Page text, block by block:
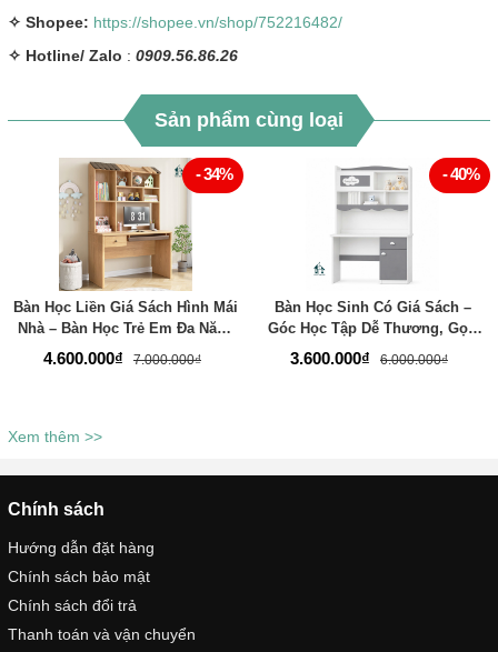
✧ Shopee: https://shopee.vn/shop/752216482/
✧ Hotline/ Zalo : 0909.56.86.26
Sản phẩm cùng loại
- 34%
Bàn Học Liền Giá Sách Hình Mái
Nhà – Bàn Học Trẻ Em Đa Năng
- Thương Hiệu TADA Việt Nam -
4.600.000₫ 7.000.000₫
- 40%
Bàn Học Sinh Có Giá Sách –
Góc Học Tập Dễ Thương, Gọn
Gàng Và Đầy Cảm Hứng Cho Bé
3.600.000₫ 6.000.000₫
Xem thêm >>
Chính sách
Hướng dẫn đặt hàng
Chính sách bảo mật
Chính sách đổi trả
Thanh toán và vận chuyển